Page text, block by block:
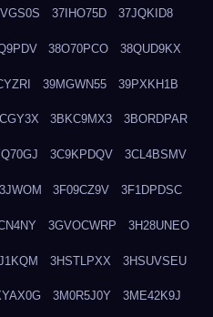
37IHO75D 37JQKID8
38O70PCO 38QUD9KX
39MGWN55 39PXKH1B
3BKC9MX3 3BORDPAR
3C9KPDQV 3CL4BSMV
3F09CZ9V 3F1DPDSC
3GVOCWRP 3H28UNEO
3HSTLPXX 3HSUVSEU
3M0R5J0Y 3ME42K9J